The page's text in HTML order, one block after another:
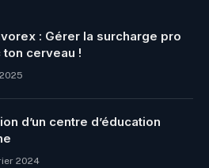
: Gérer la surcharge pro
ton cerveau !
d’un centre d’éducation
2024